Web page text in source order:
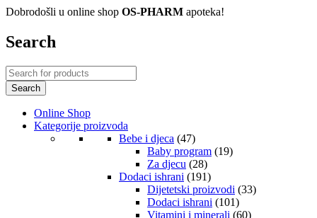
Dobrodošli u online shop OS-PHARM apoteka!
Search
Online Shop
Kategorije proizvoda
Bebe i djeca (47)
Baby program (19)
Za djecu (28)
Dodaci ishrani (191)
Dijetetski proizvodi (33)
Dodaci ishrani (101)
Vitamini i minerali (60)